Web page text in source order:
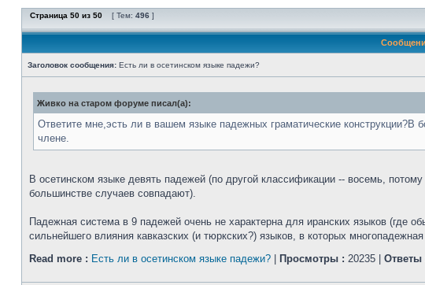
Страница 50 из 50 [ Тем: 496 ]
Заголовок сообщения: Есть ли в осетинском языке падежи?
Живко на старом форуме писал(а):
Ответите мне,эсть ли в вашем языке падежных граматические
члене.
В осетинском языке девять падежей (по другой классификации -- восемь,
большинстве случаев совпадают).
Падежная система в 9 падежей очень не характерна для иранских языков (где
сильнейшего влияния кавказских (и тюркских?) языков, в которых
Read more : Есть ли в осетинском языке падежи? Просмотры : 20235 | Ответы